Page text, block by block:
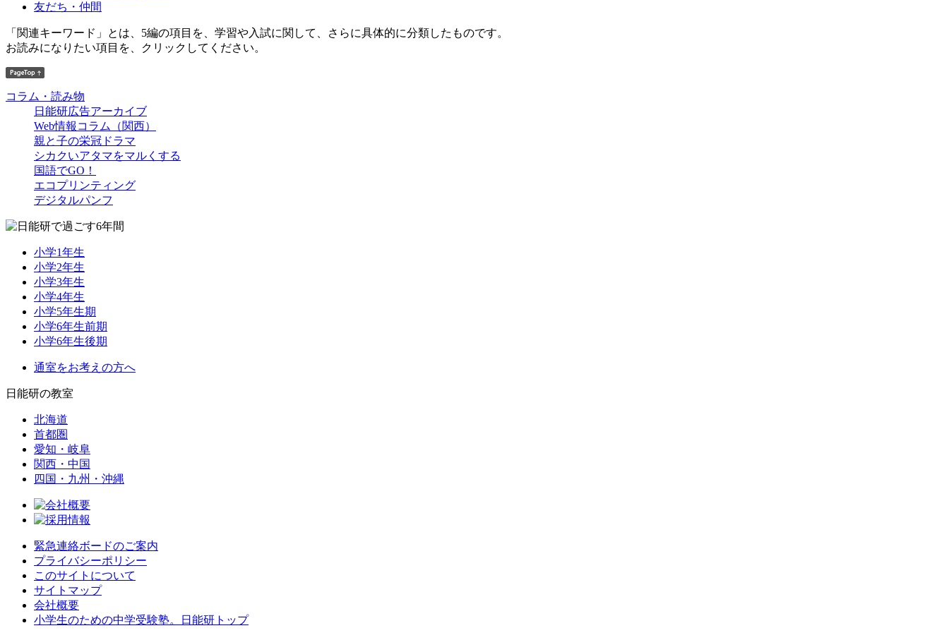
友だち・仲間
「関連キーワード」とは、5編の項目を、学習や入試に関して、さらに具体的に分類したものです。
お読みになりたい項目を、クリックしてください。
コラム・読み物
日能研広告アーカイブ
Web情報コラム（関西）
親と子の栄冠ドラマ
シカクいアタマをマルくする
国語でGO！
エコプリンティング
デジタルパンフ
小学1年生
小学2年生
小学3年生
小学4年生
小学5年生期
小学6年生前期
小学6年生後期
通室をお考えの方へ
日能研の教室
北海道
首都圏
愛知・岐阜
関西・中国
四国・九州・沖縄
緊急連絡ボードのご案内
プライバシーポリシー
このサイトについて
サイトマップ
会社概要
小学生のための中学受験塾。日能研トップ